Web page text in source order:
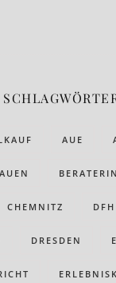
AUE
BERATERIN
CHEMNITZ DFH
DRESDEN